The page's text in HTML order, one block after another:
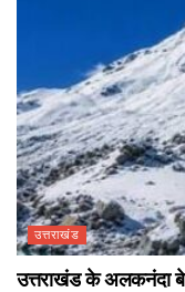
उत्तराखंड
उत्तराखंड के अलकनंदा